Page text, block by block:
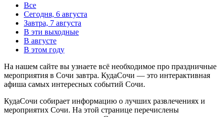
Все
Сегодня, 6 августа
Завтра, 7 августа
В эти выходные
В августе
В этом году
На нашем сайте вы узнаете всё необходимое про праздничные
мероприятия в Сочи завтра. КудаСочи — это интерактивная
афиша самых интересных событий Сочи.
КудаСочи собирает информацию о лучших развлечениях и
мероприятих Сочи. На этой странице перечислены